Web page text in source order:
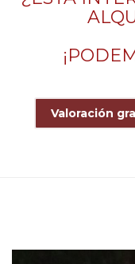
Valoración